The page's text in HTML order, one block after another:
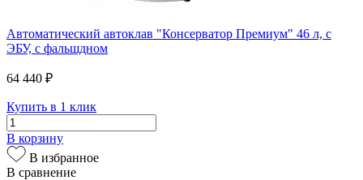
Автоматический автоклав "Консерватор Премиум" 46 л, с
ЭБУ, с фальшдном
64 440 ₽
Купить в 1 клик
В корзину
В избранное
В сравнение